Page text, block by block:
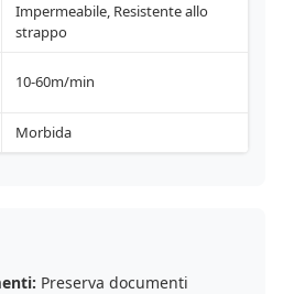
Impermeabile, Resistente allo
strappo
10-60m/min
Morbida
Preserva documenti